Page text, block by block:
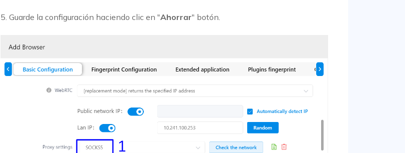
5. Guarde la configuración haciendo clic en "Ahorrar" botón.